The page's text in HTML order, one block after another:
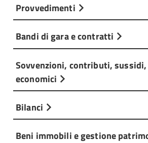
Provvedimenti
Bandi di gara e contratti
Sovvenzioni, contributi,
economici
Bilanci
Beni immobili e gestione